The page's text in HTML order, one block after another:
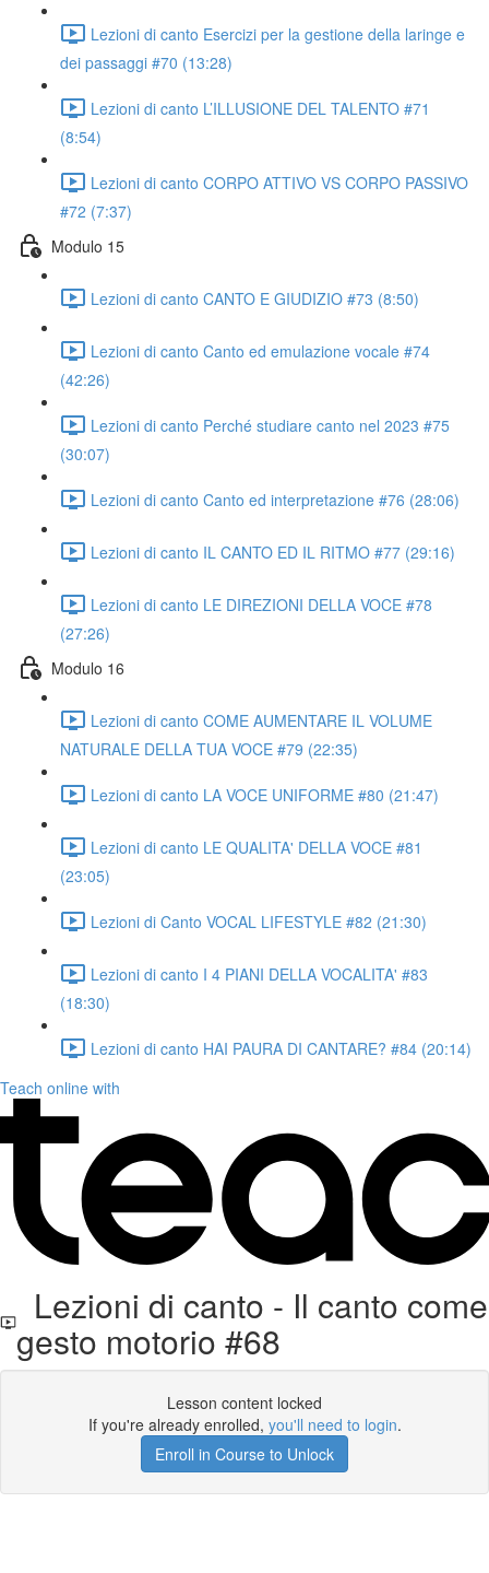
Lezioni di canto Esercizi per la gestione della laringe e
dei passaggi #70 (13:28)
Lezioni di canto L’ILLUSIONE DEL TALENTO #71
(8:54)
Lezioni di canto CORPO ATTIVO VS CORPO PASSIVO
#72 (7:37)
Modulo 15
Lezioni di canto CANTO E GIUDIZIO #73 (8:50)
Lezioni di canto Canto ed emulazione vocale #74
(42:26)
Lezioni di canto Perché studiare canto nel 2023 #75
(30:07)
Lezioni di canto Canto ed interpretazione #76 (28:06)
Lezioni di canto IL CANTO ED IL RITMO #77 (29:16)
Lezioni di canto LE DIREZIONI DELLA VOCE #78
(27:26)
Modulo 16
Lezioni di canto COME AUMENTARE IL VOLUME
NATURALE DELLA TUA VOCE #79 (22:35)
Lezioni di canto LA VOCE UNIFORME #80 (21:47)
Lezioni di canto LE QUALITA' DELLA VOCE #81
(23:05)
Lezioni di Canto VOCAL LIFESTYLE #82 (21:30)
Lezioni di canto I 4 PIANI DELLA VOCALITA' #83
(18:30)
Lezioni di canto HAI PAURA DI CANTARE? #84 (20:14)
Teach online with
Lezioni di canto - Il canto come
gesto motorio #68
Lesson content locked
If you're already enrolled, you'll need to login.
Enroll in Course to Unlock